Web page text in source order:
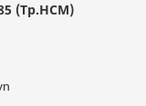
(Tp.HCM)